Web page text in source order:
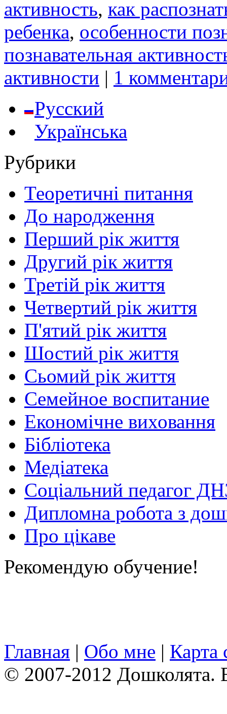
активность, как
ребенка, особенности
познавательная
активности | 1
Русский
Українська
Рубрики
Теоретичні питання
До народження
Перший рік життя
Другий рік життя
Третій рік життя
Четвертий рік життя
П'ятий рік життя
Шостий рік життя
Сьомий рік життя
Семейное воспитание
Економічне виховання
Бібліотека
Медіатека
Соціальний педагог
Дипломна робота з
Про цікаве
Рекомендую обучение!
Главная | Обо мне | Карта
© 2007-2012 Дошколята.